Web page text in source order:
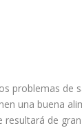
problemas de
una buena
de